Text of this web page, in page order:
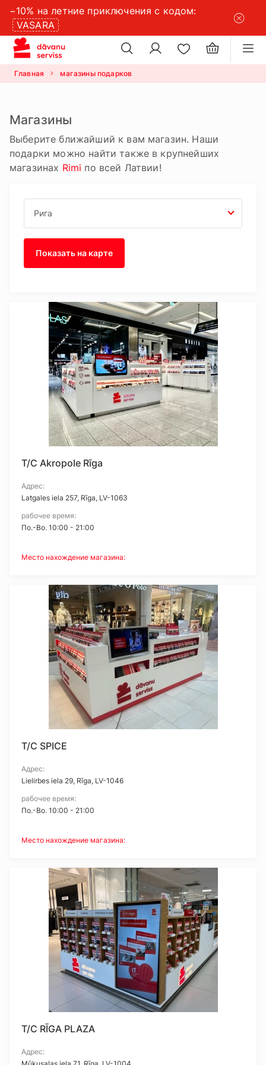
−10% на летние приключения с кодом:
VASARA
×
Главная магазины подарков
Магазины
Выберите ближайший к вам магазин. Наши
подарки можно найти также в крупнейших
магазинах Rimi по всей Латвии!
Показать на карте
T/C Akropole Rīga
Адрес:
Latgales iela 257, Rīga, LV-1063
рабочее время:
Пo.-Bo. 10:00 - 21:00
Место нахождение магазина:
T/C SPICE
Адрес:
Lielirbes iela 29, Rīga, LV-1046
рабочее время:
Пo.-Bo. 10:00 - 21:00
Место нахождение магазина:
T/C RĪGA PLAZA
Адрес:
настройки файлов cookie ×